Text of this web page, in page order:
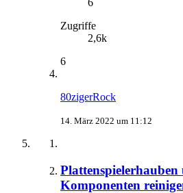
6
Zugriffe
2,6k
6
80zigerRock
14. März 2022 um 11:12
Komponenten